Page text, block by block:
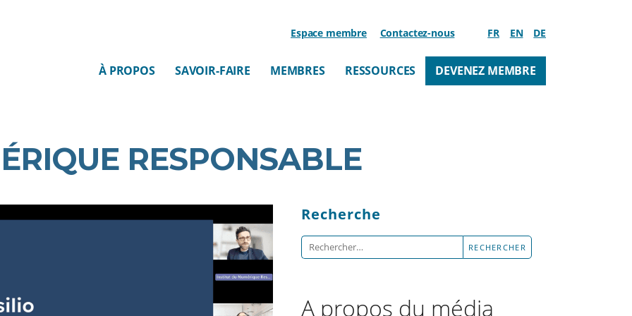
Espace membre Contactez-nous FR EN DE
À PROPOS SAVOIR-FAIRE MEMBRES RESSOURCES DEVENEZ MEMBRE
RESPONSABLE
Recherche
Rechercher :
A propos du média